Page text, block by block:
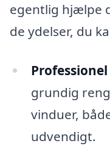
egentlig hjælpe
de ydelser, du
grundig
vinduer,
udvendigt.